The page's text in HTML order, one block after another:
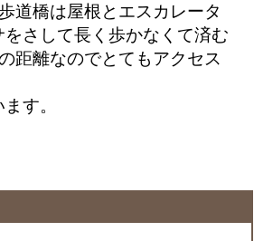
道橋は屋根とエスカレータ
さして長く歩かなくて済む
距離なのでとてもアクセス
す。